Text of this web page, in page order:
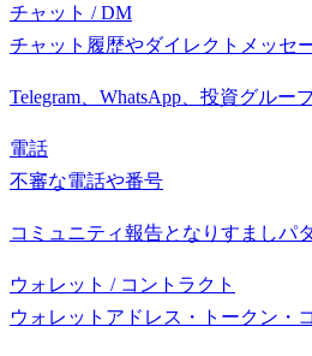
チャット / DM
チャット履歴やダイレクトメッセ
Telegram、WhatsApp、投資グルー
電話
不審な電話や番号
コミュニティ報告となりすましパ
ウォレット / コントラクト
ウォレットアドレス・トークン・